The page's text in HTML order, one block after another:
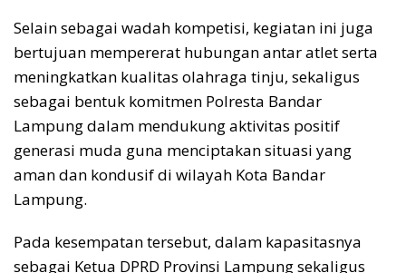
Selain sebagai wadah kompetisi, kegiatan ini juga
bertujuan mempererat hubungan antar atlet serta
meningkatkan kualitas olahraga tinju, sekaligus
sebagai bentuk komitmen Polresta Bandar
Lampung dalam mendukung aktivitas positif
generasi muda guna menciptakan situasi yang
aman dan kondusif di wilayah Kota Bandar
Lampung.
Pada kesempatan tersebut, dalam kapasitasnya
sebagai Ketua DPRD Provinsi Lampung sekaligus